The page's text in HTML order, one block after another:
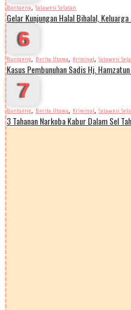
Bantaeng, Sulawesi Selatan
Gelar Kunjungan Halal Bihalal, Keluarga …
6
Bantaeng, Berita Utama, Kriminal, Sulawesi
Kasus Pembunuhan Sadis Hj. Hamzatun
7
Bantaeng, Berita Utama, Kriminal, Sulawesi
3 Tahanan Narkoba Kabur Dalam Sel